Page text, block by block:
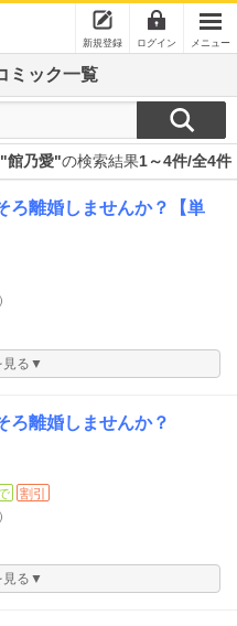
新規登録 ログイン メニュー
ミック一覧
"館乃愛"の検索結果1～4件/全4件
ろ離婚しませんか？【単
見る▼
ろ離婚しませんか？
割引
見る▼